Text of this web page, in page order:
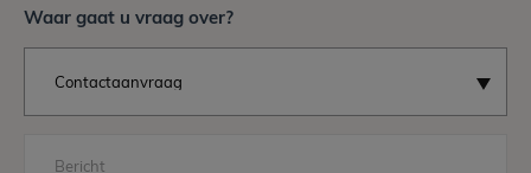
Waar gaat u vraag over?